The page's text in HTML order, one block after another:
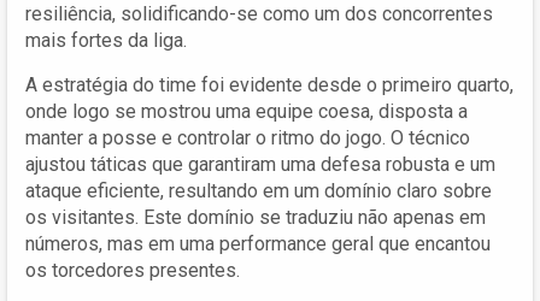
resiliência, solidificando-se como um dos concorrentes
mais fortes da liga.
A estratégia do time foi evidente desde o primeiro quarto,
onde logo se mostrou uma equipe coesa, disposta a
manter a posse e controlar o ritmo do jogo. O técnico
ajustou táticas que garantiram uma defesa robusta e um
ataque eficiente, resultando em um domínio claro sobre
os visitantes. Este domínio se traduziu não apenas em
números, mas em uma performance geral que encantou
os torcedores presentes.